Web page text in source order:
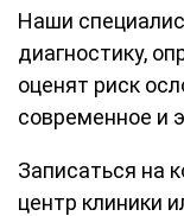
Наши
диагностику,
оценят риск
современное и
Записаться на
центр клиники